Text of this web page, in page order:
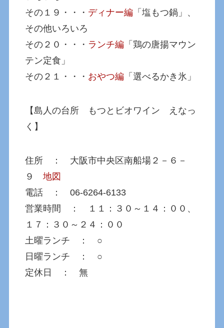
その１９・・・ ディナー編 「塩もつ鍋」、
その他いろいろ
その２０・・・ ランチ編 「鶏の唐揚マウン
テン定食」
その２１・・・ おやつ編 「選べるかき氷」
【島人の台所 もつとビオワイン えなっ
く】
住所 ： 大阪市中央区南船場２－６－
９地図
電話 ： 06-6264-6133
営業時間 ： １１：３０～１４：００、
１７：３０～２４：００
土曜ランチ ： ○
日曜ランチ ： ○
定休日 ： 無